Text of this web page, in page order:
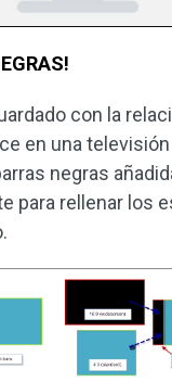
con la
en una televisión
negras
para rellenar los